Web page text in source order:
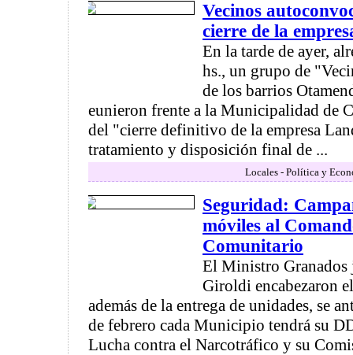
Vecinos
cierre de la
En la tarde de ayer,
hs., un grupo de
de los barrios
eunieron frente a la Municipalidad de
del "cierre definitivo de la empresa
tratamiento y disposición final de ...
Locales - Política y
Seguridad:
móviles al
Comunitario
El Ministro Granados
Giroldi encabezaron
además de la entrega de unidades, se
de febrero cada Municipio tendrá su
Lucha contra el Narcotráfico y su